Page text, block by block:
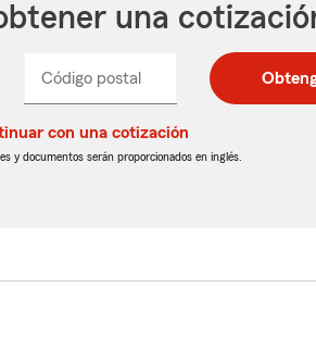
una
Código postal
postal
de
postal
de
_____
con una cotización
y documentos serán proporcionados en inglés.